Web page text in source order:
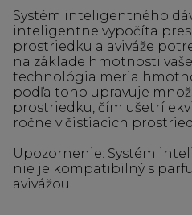
Systém inteligentného
inteligentne vypočíta
prostriedku a aviváže
na základe hmotnosti
technológia meria
podľa toho upravuje
prostriedku, čím ušetrí
ročne v čistiacich
Upozornenie: Systém
nie je kompatibilný s
avivážou.